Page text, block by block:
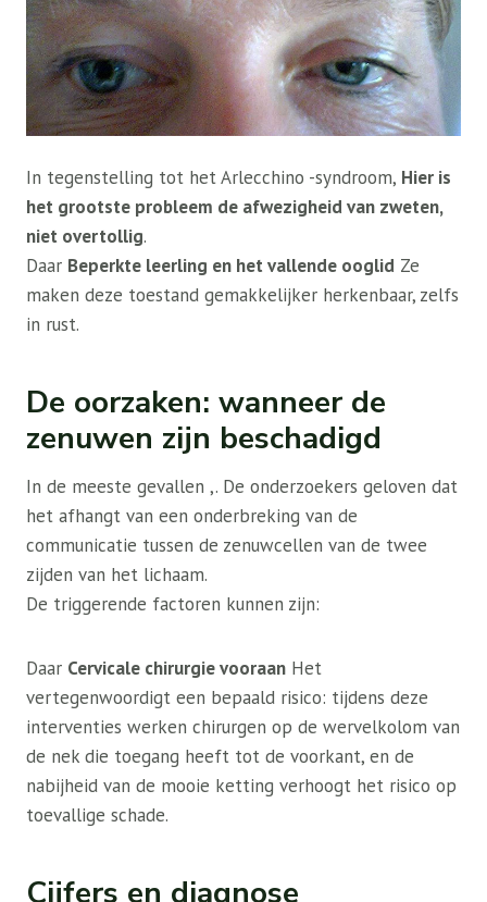
In tegenstelling tot het Arlecchino -syndroom, Hier is
het grootste probleem de afwezigheid van zweten,
niet overtollig.
Daar Beperkte leerling en het vallende ooglid Ze
maken deze toestand gemakkelijker herkenbaar, zelfs
in rust.
De oorzaken: wanneer de
zenuwen zijn beschadigd
In de meeste gevallen ,. De onderzoekers geloven dat
het afhangt van een onderbreking van de
communicatie tussen de zenuwcellen van de twee
zijden van het lichaam.
De triggerende factoren kunnen zijn:
Daar Cervicale chirurgie vooraan Het
vertegenwoordigt een bepaald risico: tijdens deze
interventies werken chirurgen op de wervelkolom van
de nek die toegang heeft tot de voorkant, en de
nabijheid van de mooie ketting verhoogt het risico op
toevallige schade.
Cijfers en diagnose